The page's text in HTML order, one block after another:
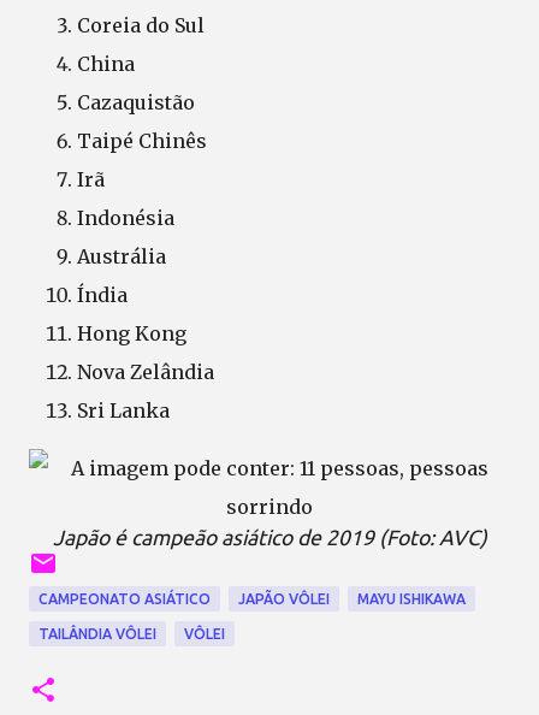
Coreia do Sul
China
Cazaquistão
Taipé Chinês
Irã
Indonésia
Austrália
Índia
Hong Kong
Nova Zelândia
Sri Lanka
Japão é campeão asiático de 2019 (Foto: AVC)
CAMPEONATO ASIÁTICO JAPÃO VÔLEI MAYU ISHIKAWA
TAILÂNDIA VÔLEI VÔLEI